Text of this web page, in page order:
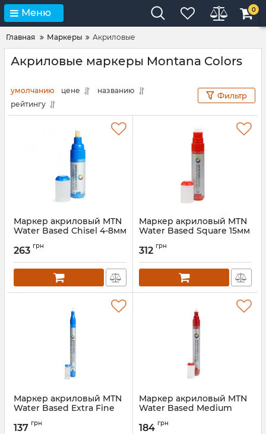
Меню 0
Главная Маркеры Акриловые
Акриловые маркеры Montana Colors
умолчанию цене
названию
рейтингу
Фильтр
Маркер акриловый MTN
Water Based Chisel 4-8мм
263 грн
Маркер акриловый MTN
Water Based Square 15мм
312 грн
Маркер акриловый MTN
Water Based Extra Fine
137 грн
Маркер акриловый MTN
Water Based Medium
184 грн